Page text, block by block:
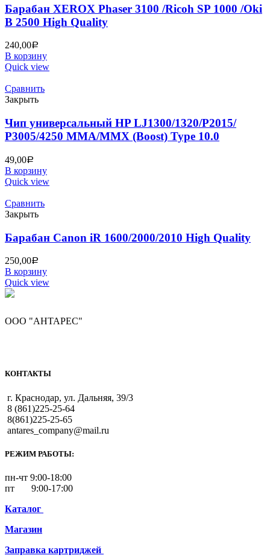
Барабан XEROX Phaser 3100 /Ricoh SP 1000 /Oki
B 2500 High Quality
240,00Р
В корзину
Quick view
Сравнить
Закрыть
Чип универсальный HP LJ1300/1320/P2015/
P3005/4250 MMA/MMX (Boost) Type 10.0
49,00Р
В корзину
Quick view
Сравнить
Закрыть
Барабан Canon iR 1600/2000/2010 High Quality
250,00Р
В корзину
Quick view
ООО "АНТАРЕС"
КОНТАКТЫ
г. Краснодар, ул. Дальняя, 39/3
8 (861)225-25-64
8(861)225-25-65
antares_company@mail.ru
РЕЖИМ РАБОТЫ:
пн-чт 9:00-18:00
пт 9:00-17:00
Каталог
Магазин
Заправка картриджей